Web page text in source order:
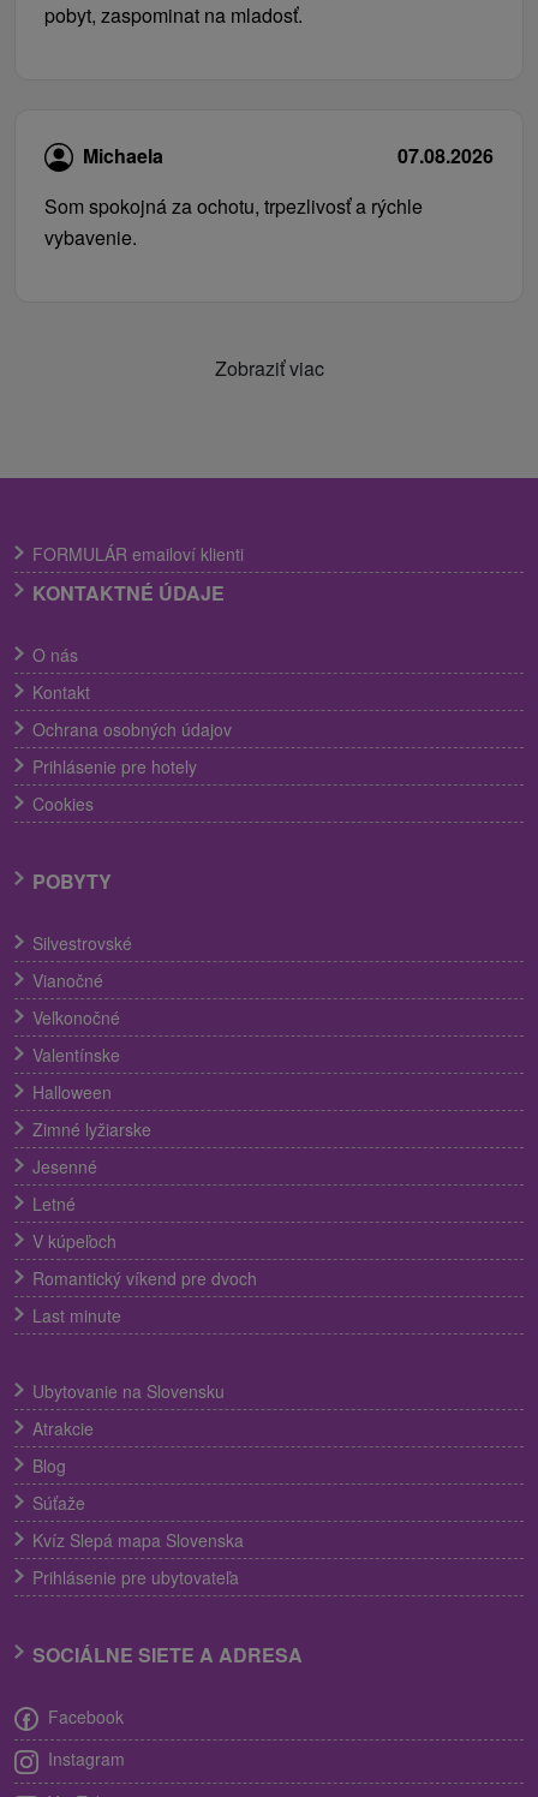
pobyt, zaspominat na mladosť.
Michaela
07.08.2026
Som spokojná za ochotu, trpezlivosť a rýchle
vybavenie.
Zobraziť viac
FORMULÁR emailoví klienti
KONTAKTNÉ ÚDAJE
O nás
Kontakt
Ochrana osobných údajov
Prihlásenie pre hotely
Cookies
POBYTY
Silvestrovské
Vianočné
Veľkonočné
Valentínske
Halloween
Zimné lyžiarske
Jesenné
Letné
V kúpeľoch
Romantický víkend pre dvoch
Last minute
Ubytovanie na Slovensku
Atrakcie
Blog
Súťaže
Kvíz Slepá mapa Slovenska
Prihlásenie pre ubytovateľa
SOCIÁLNE SIETE A ADRESA
Facebook
Instagram